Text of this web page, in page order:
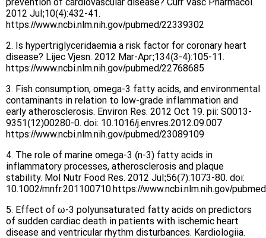
2012 Jul;10(4):432-41.
https://www.ncbi.nlm.nih.gov/pubmed/22339302
2. Is hypertriglyceridaemia a risk factor for coronary heart
disease? Lijec Vjesn. 2012 Mar-Apr;134(3-4):105-11.
https://www.ncbi.nlm.nih.gov/pubmed/22768685
3. Fish consumption, omega-3 fatty acids, and environmental
contaminants in relation to low-grade inflammation and
early atherosclerosis. Environ Res. 2012 Oct 19. pii: S0013-
9351(12)00280-0. doi: 10.1016/j.envres.2012.09.007
https://www.ncbi.nlm.nih.gov/pubmed/23089109
4. The role of marine omega-3 (n-3) fatty acids in
inflammatory processes, atherosclerosis and plaque
stability. Mol Nutr Food Res. 2012 Jul;56(7):1073-80. doi:
10.1002/mnfr.201100710.https://www.ncbi.nlm.nih.gov/
5. Effect of ω-3 polyunsaturated fatty acids on predictors
of sudden cardiac death in patients with ischemic heart
disease and ventricular rhythm disturbances. Kardiologiia.